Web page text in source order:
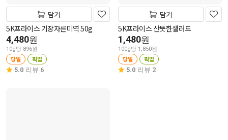
담기
5K프라이스 기장자른미역 50g
4,480원
10g당 896원
당일 픽업
5.0 리뷰 6
담기
5K프라이스 산뜻한샐러드
1,480원
100g당 1,850원
당일 픽업
5.0 리뷰 2